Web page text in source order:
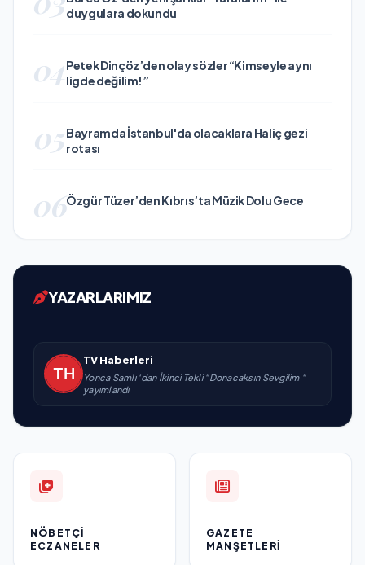
duygulara dokundu
04Petek Dinçöz’den olay sözler “Kimseyle aynı
ligde değilim!”
05Bayramda İstanbul'da olacaklara Haliç gezi
rotası
06Özgür Tüzer’den Kıbrıs’ta Müzik Dolu Gece
YAZARLARIMIZ
TV Haberleri
Yonca Samlı ‘dan İkinci Tekli “Donacaksın Sevgilim “
yayımlandı
NÖBETÇI
ECZANELER
GAZETE
MANŞETLERI